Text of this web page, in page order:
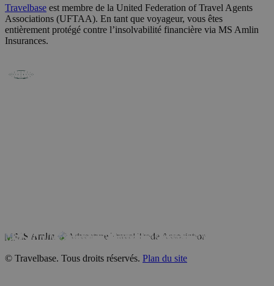
Travelbase est membre de la United Federation of Travel Agents
Associations (UFTAA). En tant que voyageur, vous êtes
entièrement protégé contre l’insolvabilité financière via MS Amlin
Insurances.
© Travelbase. Tous droits réservés. Plan du site